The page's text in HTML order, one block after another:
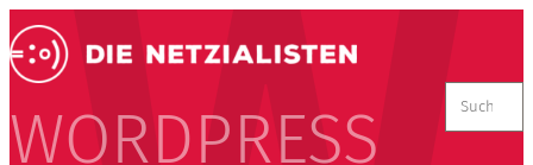
WORDPRESS
nach: